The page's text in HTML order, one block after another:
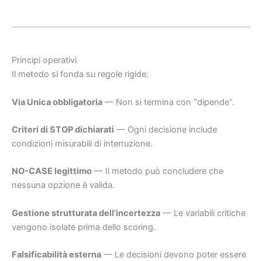
Principi operativi
Il metodo si fonda su regole rigide:
Via Unica obbligatoria — Non si termina con “dipende”.
Criteri di STOP dichiarati — Ogni decisione include
condizioni misurabili di interruzione.
NO-CASE legittimo — Il metodo può concludere che
nessuna opzione è valida.
Gestione strutturata dell’incertezza — Le variabili critiche
vengono isolate prima dello scoring.
Falsificabilità esterna — Le decisioni devono poter essere